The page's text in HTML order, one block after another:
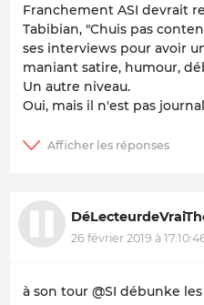
Franchement ASI devrait
Tabibian, "Chuis pas
ses interviews pour avoir
maniant satire, humour,
Un autre niveau.
Oui, mais il n'est pas
26 février 2019 à
à son tour @SI débunke